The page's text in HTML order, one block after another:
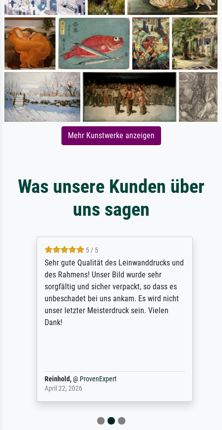
Mehr Kunstwerke anzeigen
Was unsere Kunden über
uns sagen
5 / 5
Sehr gute Qualität des Leinwanddrucks und
des Rahmens! Unser Bild wurde sehr
sorgfältig und sicher verpackt, so dass es
unbeschadet bei uns ankam. Es wird nicht
unser letzter Meisterdruck sein. Vielen
Dank!
Reinhold,@ProvenExpert
April 22, 2026